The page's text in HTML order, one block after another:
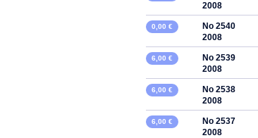
2008
0,00 €
No 2540
2008
6,00 €
No 2539
2008
6,00 €
No 2538
2008
6,00 €
No 2537
2008